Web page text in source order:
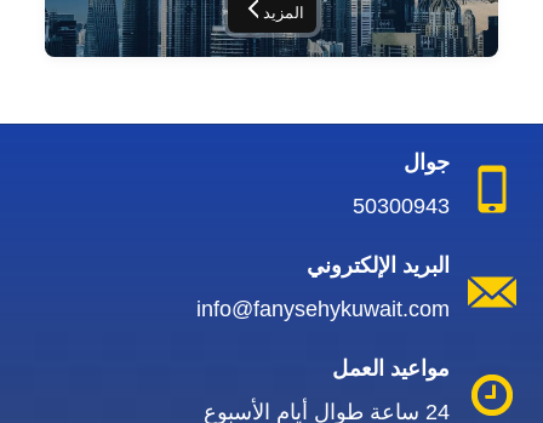
المزيد
جوال
50300943
البريد الإلكتروني
info@fanysehykuwait.com
مواعيد العمل
24 ساعة طوال أيام الأسبوع